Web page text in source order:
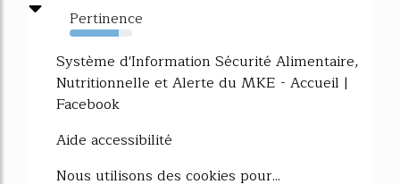
Pertinence
79%
Système d'Information Sécurité Alimentaire,
Nutritionnelle et Alerte du MKE - Accueil |
Facebook
Aide accessibilité
Nous utilisons des cookies pour...